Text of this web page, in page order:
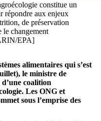
constitue un
répondre aux enjeux
de préservation
le changement
EPA]
alimentaires qui s’est
le ministre de
coalition
Les ONG et
sous l’emprise des